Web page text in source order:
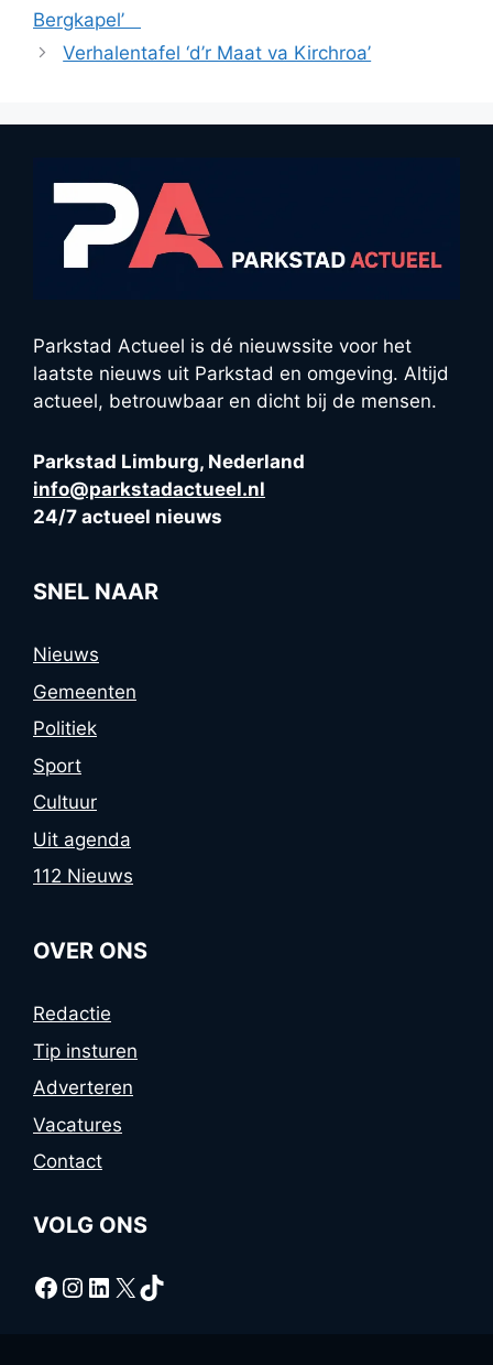
Bergkapel’
Verhalentafel ‘d’r Maat va Kirchroa’
Parkstad Actueel is dé nieuwssite voor het
laatste nieuws uit Parkstad en omgeving. Altijd
actueel, betrouwbaar en dicht bij de mensen.
Parkstad Limburg, Nederland
info@parkstadactueel.nl
24/7 actueel nieuws
SNEL NAAR
Nieuws
Gemeenten
Politiek
Sport
Cultuur
Uit agenda
112 Nieuws
OVER ONS
Redactie
Tip insturen
Adverteren
Vacatures
Contact
VOLG ONS
Facebook
Instagram
LinkedIn
X TikTok